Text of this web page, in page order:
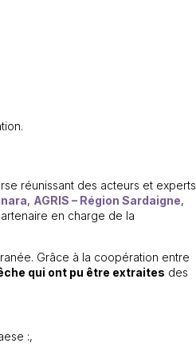
réunissant des acteurs et experts
, AGRIS – Région Sardaigne,
en charge de la
Grâce à la coopération entre
qui ont pu être extraites des
:,